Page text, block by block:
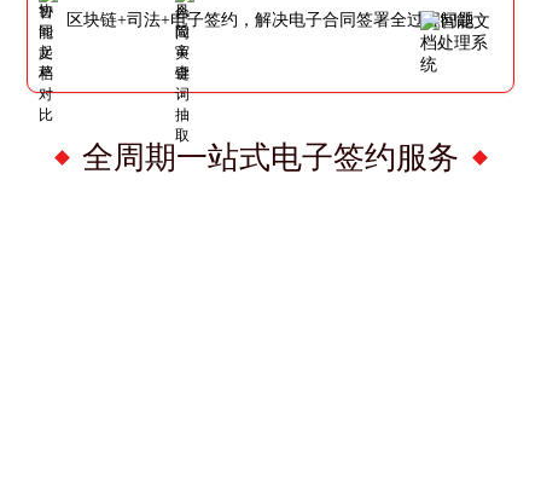
全周期一站式电子签约服务
区块链+司法+电子签约，解决电子合同签署全过程问题